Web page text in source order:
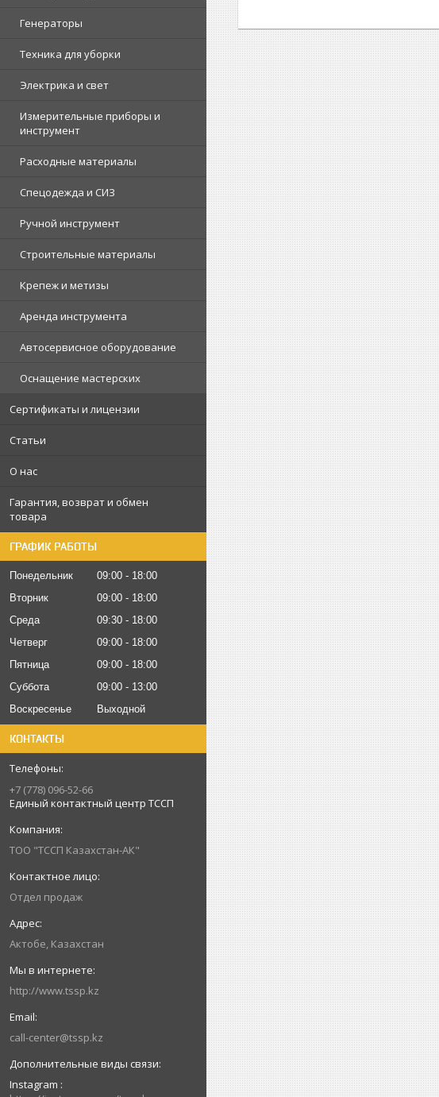
Генераторы
Техника для уборки
Электрика и свет
Измерительные приборы и
инструмент
Расходные материалы
Спецодежда и СИЗ
Ручной инструмент
Строительные материалы
Крепеж и метизы
Аренда инструмента
Автосервисное оборудование
Оснащение мастерских
Сертификаты и лицензии
Статьи
О нас
Гарантия, возврат и обмен
товара
ГРАФИК РАБОТЫ
Понедельник 09:00
18:00
Вторник
09:00
18:00
Среда
09:30
18:00
Четверг
09:00
18:00
Пятница
09:00
18:00
Суббота
09:00
13:00
Воскресенье
Выходной
КОНТАКТЫ
+7 (778) 096-52-66
Единый контактный центр ТССП
ТОО "ТССП Казахстан-АК"
Отдел продаж
Актобе, Казахстан
http://www.tssp.kz
call-center@tssp.kz
Instagram